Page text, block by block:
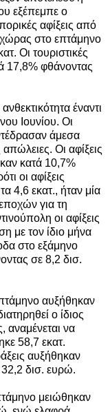
εξέπεμπε ο
αφίξεις από
χώρας στο επτάμηνο
Οι τουριστικές
17,8% φθάνοντας
έναντι
Ιουνίου. Οι
άμεσα
απώλειες. Οι αφίξεις
κατά 10,7%
οι αφίξεις
4,6 εκατ., ήταν μία
για τη
οι αφίξεις
με τον ίδιο μήνα
στο εξάμηνο
σε 8,2 δισ.
αυξήθηκαν
ο ίδιος
αναμένεται να
58,7 εκατ.
αυξήθηκαν
δισ. ευρώ.
μειώθηκαν